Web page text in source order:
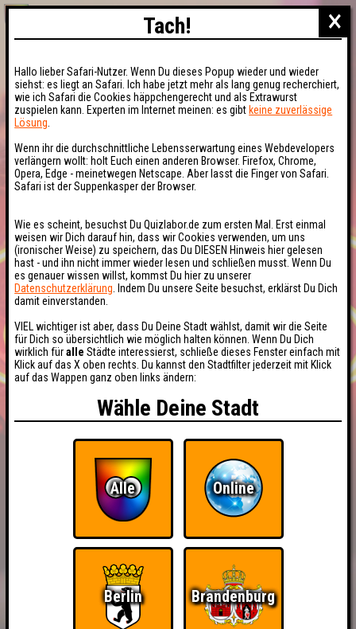
×
Tach!
Hallo lieber Safari-Nutzer. Wenn Du dieses Popup wieder und wieder
siehst: es liegt an Safari. Ich habe jetzt mehr als lang genug recherchiert,
wie ich Safari die Cookies häppchengerecht und als Extrawurst
zuspielen kann. Experten im Internet meinen: es gibt keine zuverlässige
Lösung
Wenn ihr die durchschnittliche Lebensserwartung eines Webdevelopers
verlängern wollt: holt Euch einen anderen Browser. Firefox, Chrome,
Opera, Edge - meinetwegen Netscape. Aber lasst die Finger von Safari.
Safari ist der Suppenkasper der Browser.
Wie es scheint, besuchst Du Quizlabor.de zum ersten Mal. Erst einmal
weisen wir Dich darauf hin, dass wir Cookies verwenden, um uns
(ironischer Weise) zu speichern, das Du DIESEN Hinweis hier gelesen
hast - und ihn nicht immer wieder lesen und schließen musst. Wenn Du
es genauer wissen willst, kommst Du hier zu unserer
Datenschutzerklärung . Indem Du unsere Seite besuchst, erklärst Du Dich
damit einverstanden.
VIEL wichtiger ist aber, dass Du Deine Stadt wählst, damit wir die Seite
für Dich so übersichtlich wie möglich halten können. Wenn Du Dich
wirklich füralle Städte interessierst, schließe dieses Fenster einfach mit
Klick auf das X oben rechts. Du kannst den Stadtfilter jederzeit mit Klick
auf das Wappen ganz oben links ändern:
Wähle Deine Stadt
Alle Online
Berlin Brandenburg